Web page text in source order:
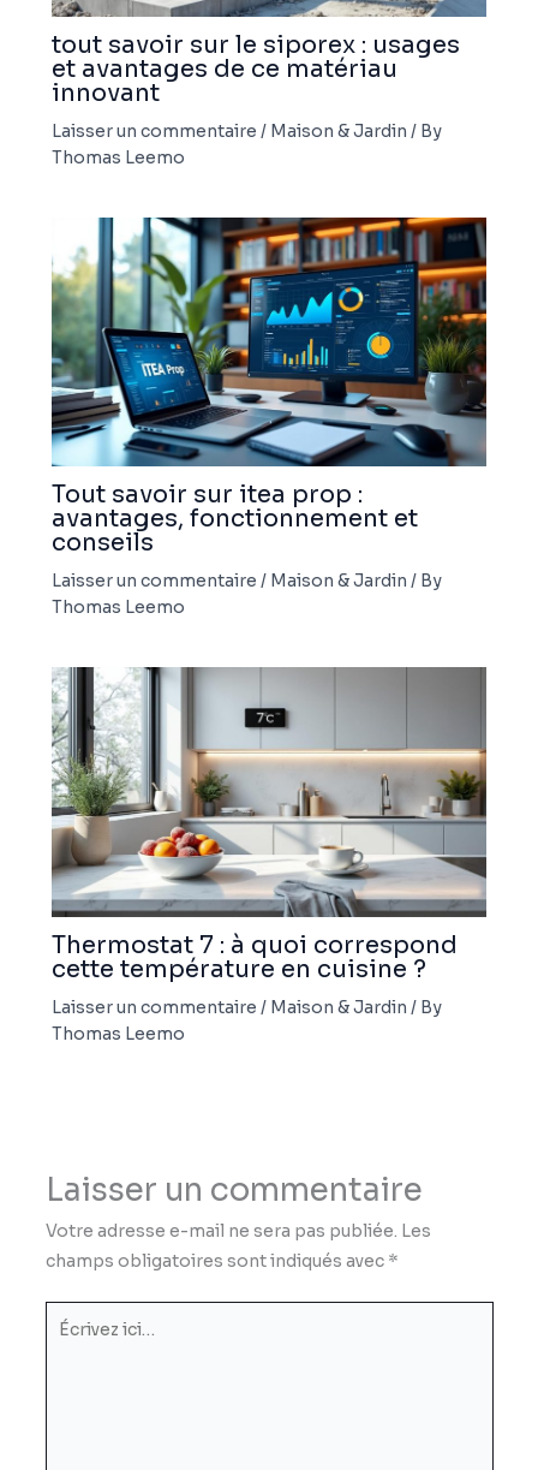
tout savoir sur le siporex : usages
et avantages de ce matériau
innovant
Laisser un commentaire / Maison & Jardin / By
Thomas Leemo
Tout savoir sur itea prop :
avantages, fonctionnement et
conseils
Laisser un commentaire / Maison & Jardin / By
Thomas Leemo
Thermostat 7 : à quoi correspond
cette température en cuisine ?
Laisser un commentaire / Maison & Jardin / By
Thomas Leemo
Laisser un commentaire
Votre adresse e-mail ne sera pas publiée. Les
champs obligatoires sont indiqués avec *
Écrivez